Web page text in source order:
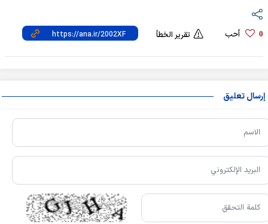
0 أحب تقرير الخطأ
إرسال تعليق